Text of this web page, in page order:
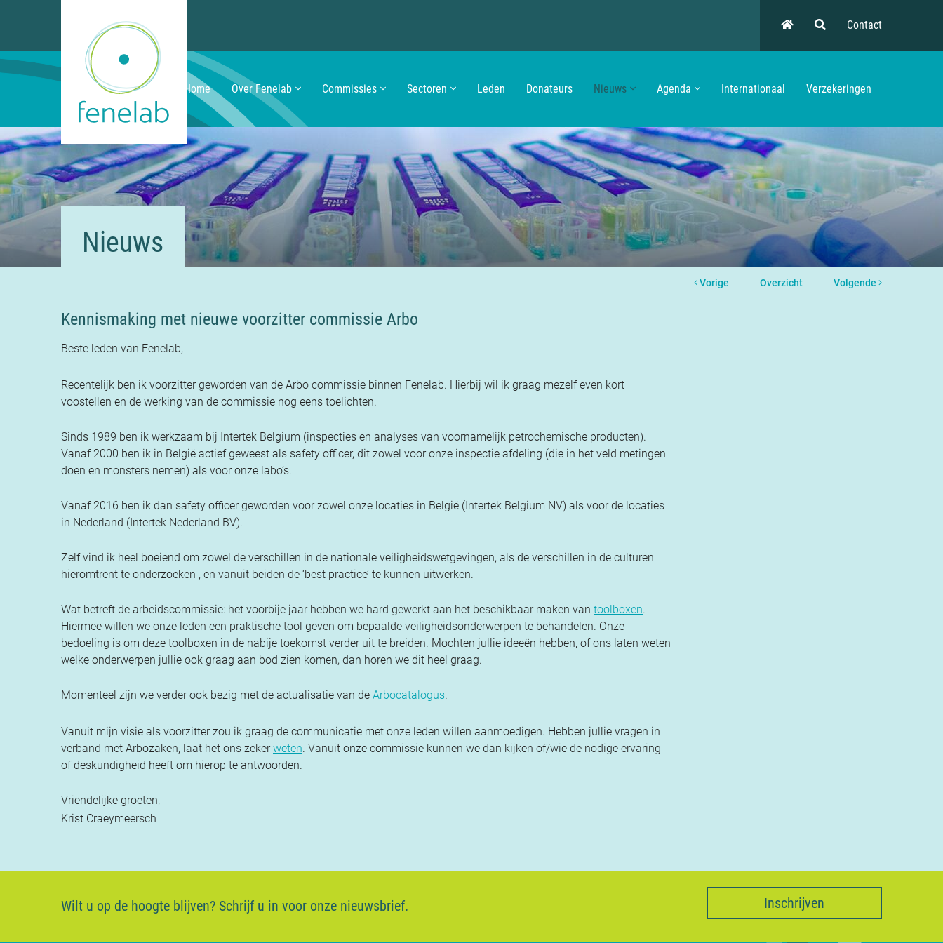
Contact
Home Over Fenelab Commissies Sectoren Leden Donateurs Nieuws Agenda Internationaal Verzekeringen
Nieuws
Vorige Overzicht Volgende
Kennismaking met nieuwe voorzitter commissie Arbo
Beste leden van Fenelab,
Recentelijk ben ik voorzitter geworden van de Arbo commissie binnen Fenelab. Hierbij wil ik graag mezelf even kort
voostellen en de werking van de commissie nog eens toelichten.
Sinds 1989 ben ik werkzaam bij Intertek Belgium (inspecties en analyses van voornamelijk petrochemische producten).
Vanaf 2000 ben ik in België actief geweest als safety officer, dit zowel voor onze inspectie afdeling (die in het veld metingen
doen en monsters nemen) als voor onze labo’s.
Vanaf 2016 ben ik dan safety officer geworden voor zowel onze locaties in België (Intertek Belgium NV) als voor de locaties
in Nederland (Intertek Nederland BV).
Zelf vind ik heel boeiend om zowel de verschillen in de nationale veiligheidswetgevingen, als de verschillen in de culturen
hieromtrent te onderzoeken , en vanuit beiden de ‘best practice’ te kunnen uitwerken.
Wat betreft de arbeidscommissie: het voorbije jaar hebben we hard gewerkt aan het beschikbaar maken van toolboxen.
Hiermee willen we onze leden een praktische tool geven om bepaalde veiligheidsonderwerpen te behandelen. Onze
bedoeling is om deze toolboxen in de nabije toekomst verder uit te breiden. Mochten jullie ideeën hebben, of ons laten weten
welke onderwerpen jullie ook graag aan bod zien komen, dan horen we dit heel graag.
Momenteel zijn we verder ook bezig met de actualisatie van de Arbocatalogus.
Vanuit mijn visie als voorzitter zou ik graag de communicatie met onze leden willen aanmoedigen. Hebben jullie vragen in
verband met Arbozaken, laat het ons zekerweten. Vanuit onze commissie kunnen we dan kijken of/wie de nodige ervaring
of deskundigheid heeft om hierop te antwoorden.
Vriendelijke groeten,
Krist Craeymeersch
Wilt u op de hoogte blijven? Schrijf u in voor onze nieuwsbrief. Inschrijven